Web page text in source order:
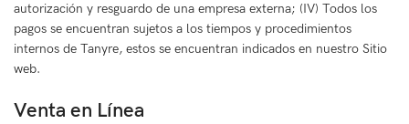
autorización y resguardo de una empresa externa; (IV) Todos los
pagos se encuentran sujetos a los tiempos y procedimientos
internos de Tanyre, estos se encuentran indicados en nuestro Sitio
web.
Venta en Línea